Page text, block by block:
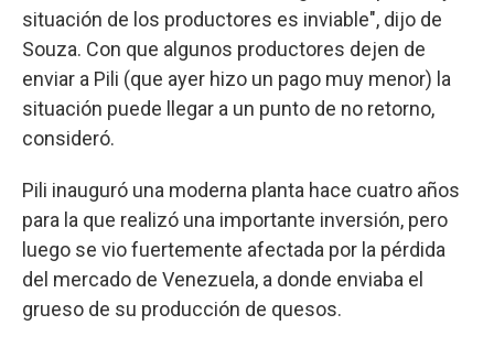
situación de los productores es inviable", dijo de
Souza. Con que algunos productores dejen de
enviar a Pili (que ayer hizo un pago muy menor) la
situación puede llegar a un punto de no retorno,
consideró.
Pili inauguró una moderna planta hace cuatro años
para la que realizó una importante inversión, pero
luego se vio fuertemente afectada por la pérdida
del mercado de Venezuela, a donde enviaba el
grueso de su producción de quesos.